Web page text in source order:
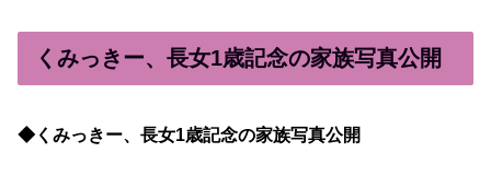
くみっきー、長女1歳記念の家族写真公開
◆くみっきー、長女1歳記念の家族写真公開